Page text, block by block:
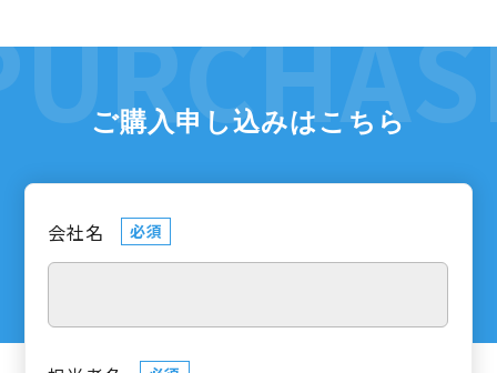
ご購入申し込みはこちら
会社名 必須